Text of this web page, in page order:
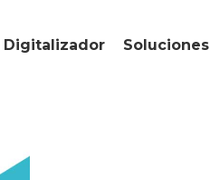
Digitalizador Soluciones